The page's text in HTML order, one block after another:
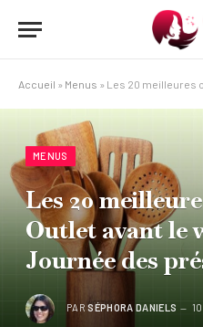
Accueil » Menus » Les 20 meilleures offres
MENUS
Les 20
Outlet avant le
Journée des
PAR SÉPHORA DANIELS